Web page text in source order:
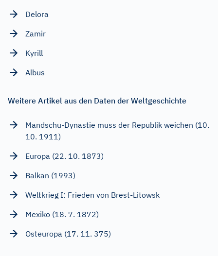
Delora
Zamir
Kyrill
Albus
Weitere Artikel aus den Daten der Weltgeschichte
Mandschu-Dynastie muss der Republik weichen (10.
10. 1911)
Europa (22. 10. 1873)
Balkan (1993)
Weltkrieg I: Frieden von Brest-Litowsk
Mexiko (18. 7. 1872)
Osteuropa (17. 11. 375)